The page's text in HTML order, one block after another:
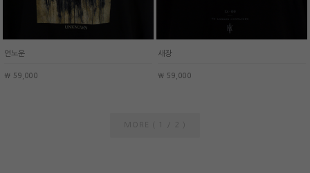
언노운
￦ 59,000
새장
￦ 59,000